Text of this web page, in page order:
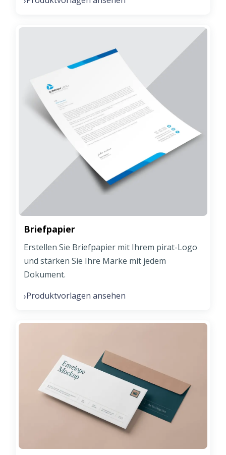
Briefpapier
Erstellen Sie Briefpapier mit Ihrem pirat-Logo
und stärken Sie Ihre Marke mit jedem
Dokument.
›Produktvorlagen ansehen